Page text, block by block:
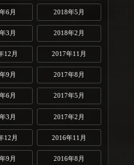
6月 2018年5月
3月 2018年2月
12月 2017年11月
9月 2017年8月
6月 2017年5月
3月 2017年2月
12月 2016年11月
9月 2016年8月